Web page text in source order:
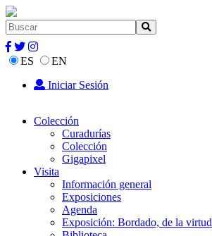
ES
EN
Iniciar Sesión
Colección
Curadurías
Colección
Gigapixel
Visita
Información general
Exposiciones
Agenda
Exposición: Bordado, de la virtud